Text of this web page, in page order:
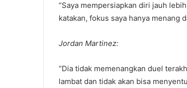
“Saya mempersiapkan diri jauh
katakan, fokus saya hanya menang
Jordan Martinez:
“Dia tidak memenangkan duel
lambat dan tidak akan bisa